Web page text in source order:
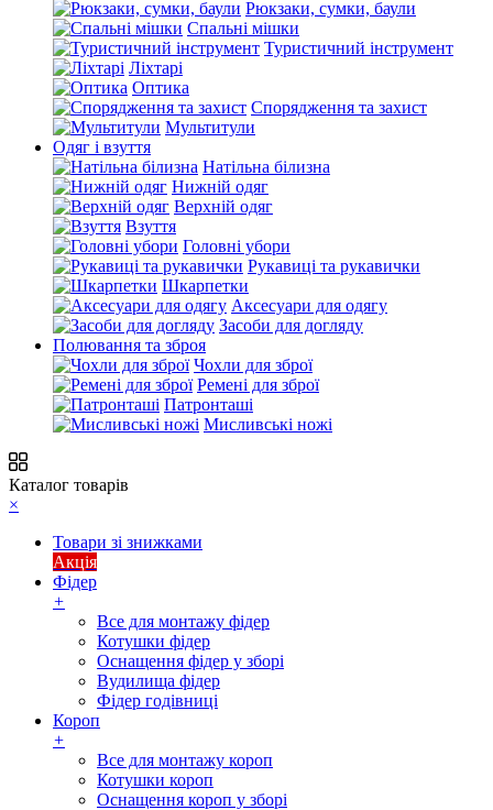
Рюкзаки, сумки, баули
Спальні мішки
Туристичний інструмент
Ліхтарі
Оптика
Спорядження та захист
Мультитули
Одяг і взуття
Натільна білизна
Нижній одяг
Верхній одяг
Взуття
Головні убори
Рукавиці та рукавички
Шкарпетки
Аксесуари для одягу
Засоби для догляду
Полювання та зброя
Чохли для зброї
Ремені для зброї
Патронташі
Мисливські ножі
Каталог товарів
×
Товари зі знижками
Акція
Фідер
+
Все для монтажу фідер
Котушки фідер
Оснащення фідер у зборі
Вудилища фідер
Фідер годівниці
Короп
+
Все для монтажу короп
Котушки короп
Оснащення короп у зборі